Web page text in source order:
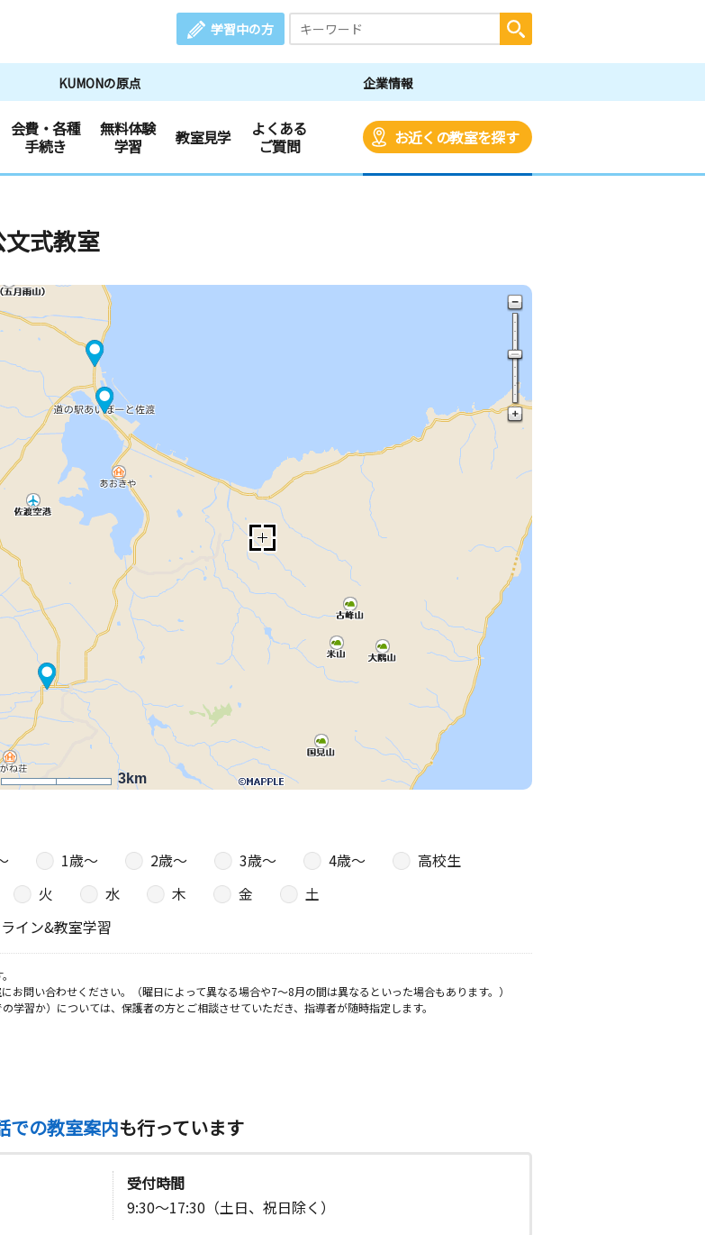
学習中の方
KUMONの原点 企業情報
会費・各種
手続き
無料体験
学習
教室見学
よくある
ご質問
お近くの教室を探す
式教室
3km
1歳〜 2歳〜 3歳〜 4歳〜
高校生
火 水 木 金
土
イン&教室学習
問い合わせください。（曜日によって異なる場合や7～8月の間は異なるといった場合もあります。）
習か）については、保護者の方とご相談させていただき、指導者が随時指定します。
での教室案内も行っています
受付時間
9:30～17:30（土日、祝日除く）